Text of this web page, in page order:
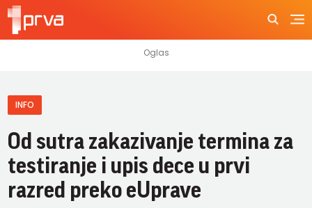
INFO
Od sutra zakazivanje termina za
testiranje i upis dece u prvi
razred preko eUprave